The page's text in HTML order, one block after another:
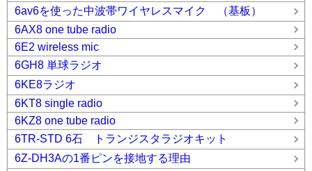
6av6を使った中波帯ワイヤレスマイク （基板）
6AX8 one tube radio
6E2 wireless mic
6GH8 単球ラジオ
6KE8ラジオ
6KT8 single radio
6KZ8 one tube radio
6TR-STD 6石 トランジスタラジオキット
6Z-DH3Aの1番ピンを接地する理由